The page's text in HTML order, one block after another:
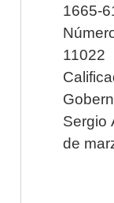
1665-
Sergio
de